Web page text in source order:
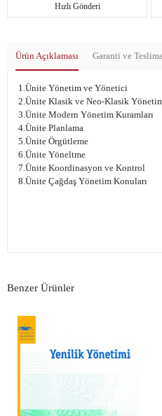
Hızlı Gönderi
Ürün Açıklaması Garanti ve
1.Ünite Yönetim ve Yönetici
2.Ünite Klasik ve Neo-Klasik
3.Ünite Modern Yönetim Kuramları
4.Ünite Planlama
5.Ünite Örgütleme
6.Ünite Yöneltme
7.Ünite Koordinasyon ve Kontrol
8.Ünite Çağdaş Yönetim Konuları
Benzer Ürünler